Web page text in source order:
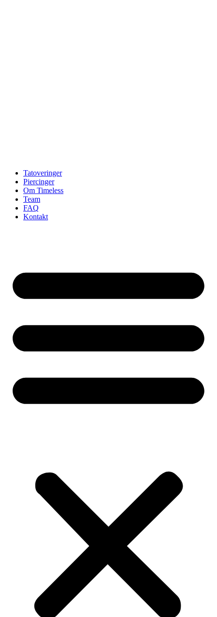
Tatoveringer
Piercinger
Om Timeless
Team
FAQ
Kontakt